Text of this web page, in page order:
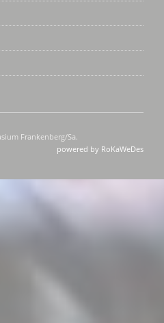
Frankenberg/Sa.
powered by RoKaWeDes